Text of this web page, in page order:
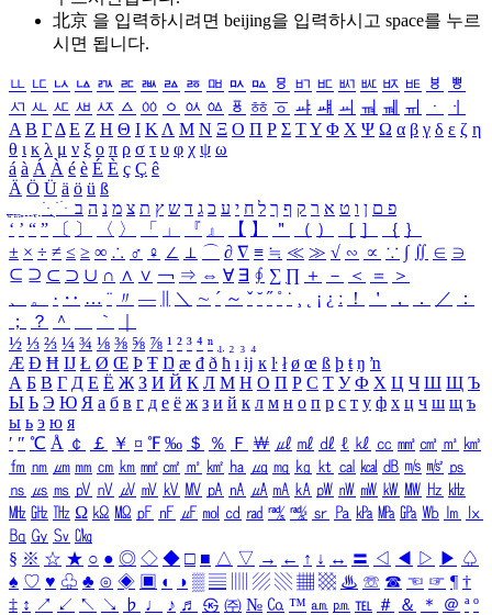
北京 을 입력하시려면 beijing을 입력하시고 space를 누르
시면 됩니다.
ㅥ ㅦ ㅧ ㅨ ㅩ ㅪ ㅫ ㅬ ㅭ ㅮ ㅯ ㅰ ㅱ ㅲ ㅳ ㅴ ㅵ ㅶ ㅷ ㅸ
ㅹ
ㅺ ㅻ ㅼ ㅽ ㅾ ㅿ ㆀ ㆁ ㆂ ㆃ ㆄ ㆅ ㆆ ㆇ ㆈ ㆉ ㆊ ㆋ ㆌ ㆍ
ㆎ
Α Β ΓΔ Ε Ζ Η Θ Ι ΚΛ Μ Ν Ξ Ο Π Ρ Σ ΤΥ Φ Χ Ψ Ω α β γ δ ε ζ η
θ ι κ λ μ ν ξ ο π ρ σ τ υ φ χ ψ ω
á à Á À é è É È ç Ç ê
Ä Ö Ü ä ö ü ß
ִֶֹ ֻּ ׁׂ פ ם ן ו ט א ר ק ף ך ל ח י ע כ ג ד ש ץ ת צ מ נ ה ב
‘ ’ “ ” 〔 〕 〈 〉 「 」 『 』 【 】 ＂ （ ） ［ ］ ｛ ｝
± × ÷ ≠ ≤ ≥ ∞ ∴ ♂ ♀ ∠ ⊥ ⌒ ∂ ∇ ≡ ≒ ≪ ≫ √ ∽ ∝ ∵ ∫ ∬ ∈ ∋
⊆ ⊇ ⊂ ⊃ ∪ ∩ ∧ ∨ ￢ ⇒ ⇔ ∀ ∃ ∮ ∑ ∏ ＋ － ＜ ＝
＞
、
。 · ‥ … ¨ 〃 ― ＼ ∼ ´ ～ ˇ ˘ ˝ ˚ ˙ ¸ ¡ ¿ ː ！ ＇ ， ． ／
：
；
？ ＾ ｀
½ ⅓ ⅔ ¼ ¾ ⅛ ⅜ ⅝ ⅞ ¹ ² ³ ⁴ ⁿ ₁ ₂ ₃ ₄
Æ Ð Ħ Ĳ Ł Ø Œ Þ Ŧ Ŋ æ đ ð ħ ı ĳ ĸ ŀ ł ø œ ß þ ŧ ŋ ŉ
А Б В Г Д Е Ё Ж З И Й К Л М Н О П Р С Т У Ф Х Ц Ч Ш Щ Ъ
Ы Ь Э Ю Я а б в г д е ё ж з и й к л м н о п р с т у ф х ц ч ш щ ъ
ы ь э ю я
′ ″ ℃ Å ￠ ￡ ￥ ¤ ℉ ‰ ＄ ％ Ｆ ￦ ㎕ ㎖ ㎗ ℓ ㎘ ㏄ ㎣ ㎤ ㎥ ㎦
㎙ ㎚ ㎛ ㎜ ㎝ ㎞ ㎟ ㎠ ㎡ ㎢ ㏊ ㎍ ㎎ ㎏ ㏏ ㎈ ㎉ ㏈ ㎧ ㎨ ㎰
㎱ ㎲ ㎳ ㎴ ㎵ ㎶ ㎷ ㎸ ㎹ ㎀ ㎁ ㎂ ㎃ ㎄ ㎺ ㎻ ㎽ ㎾ ㎿ ㎐ ㎑
㎒ ㎓ ㎔ Ω ㏀ ㏁ ㎊ ㎋ ㎌ ㏖ ㏅ ㎭ ㎮ ㎯ ㏛ ㎩ ㎪ ㎫ ㎬ ㏝ ㏐
㏓
㏃ ㏉ ㏜ ㏆
§ ※ ☆ ★ ○ ● ◎ ◇ ◆ □ ■ △ ▽ → ← ↑ ↓ ↔ 〓 ◁ ◀ ▷ ▶ ♤
♠ ♡ ♥ ♧ ♣ ⊙ ◈ ▣ ◐ ◑ ▒ ▤ ▨ ▧ ▦ ▩ ♨ ☏ ☎ ☜ ☞ ¶ †
‡ ↕ ↗ ↙ ↖ ↘ ♭ ♩ ♪ ♬ ㉿ ㈜ № ㏇ ™ ㏂ ㏘ ℡ ＃ ＆ ＊ ＠ ª º